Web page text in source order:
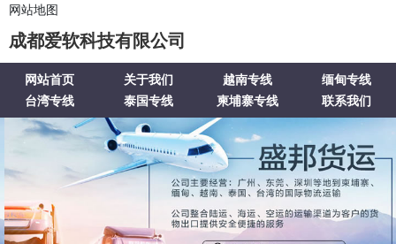
网站地图
成都爱软科技有限公司
网站首页 关于我们 越南专线
缅甸专线
台湾专线
泰国专线 柬埔寨专线 联系我们